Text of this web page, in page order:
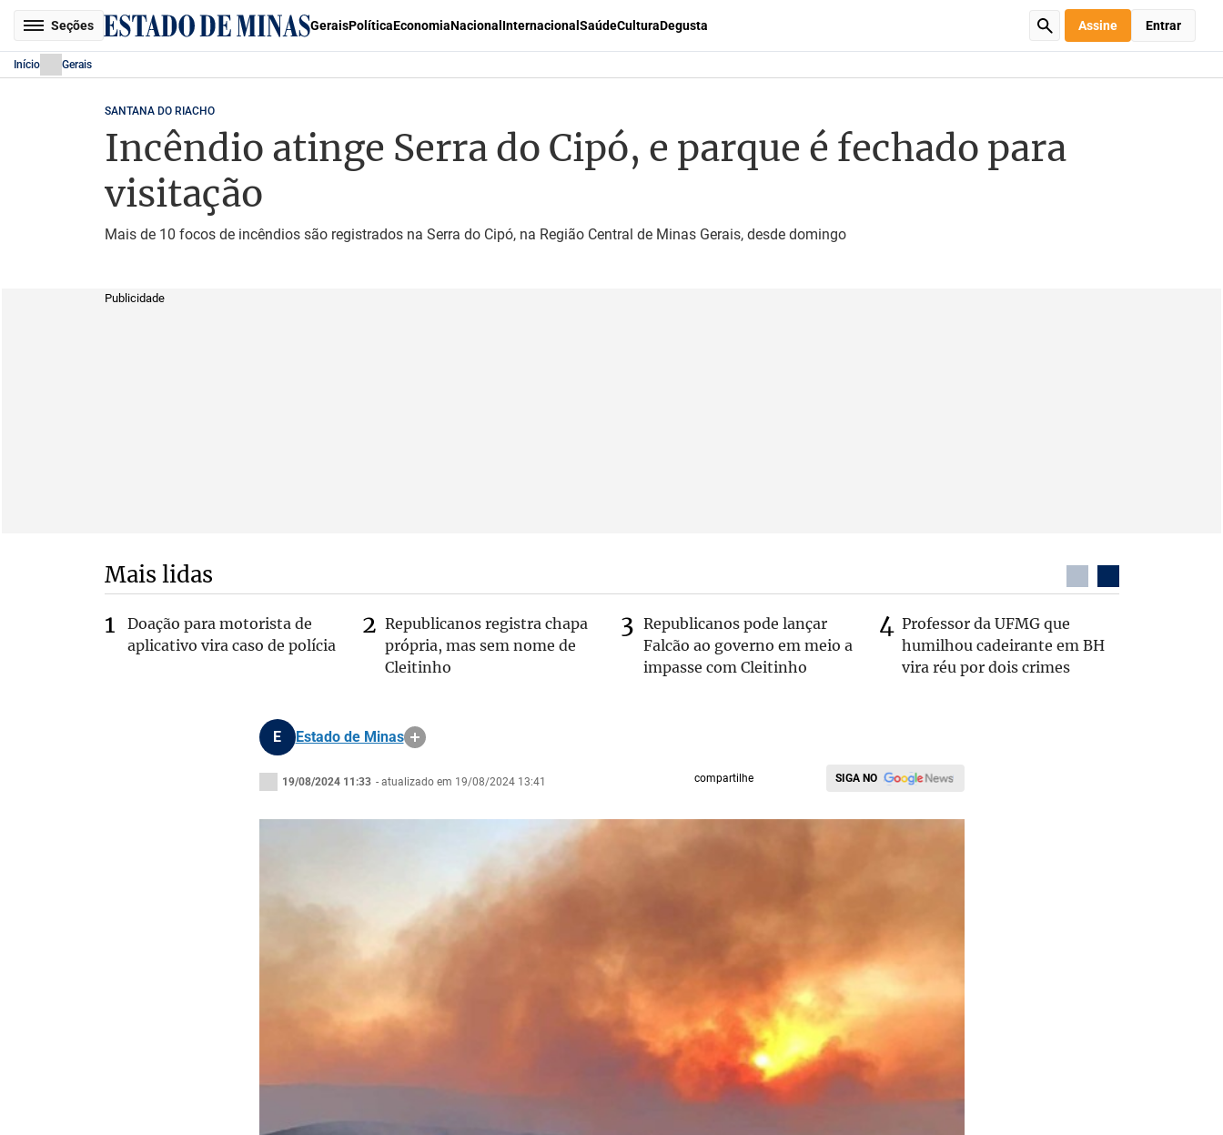
Seções GeraisPolíticaEconomiaNacional Internacional SaúdeCulturaDegusta Assine Entrar
Início Gerais
SANTANA DO RIACHO
Incêndio atinge Serra do Cipó, e parque é fechado para
visitação
Mais de 10 focos de incêndios são registrados na Serra do Cipó, na Região Central de Minas Gerais, desde domingo
Publicidade
Mais lidas
Doação para motorista de
aplicativo vira caso de polícia
Republicanos registra chapa
própria, mas sem nome de
Cleitinho
Republicanos pode lançar
Falcão ao governo em meio a
impasse com Cleitinho
Professor da UFMG que
humilhou cadeirante em BH
vira réu por dois crimes
E Estado de Minas
19/08/2024 11:33 - atualizado em 19/08/2024 13:41 compartilhe SIGA NO